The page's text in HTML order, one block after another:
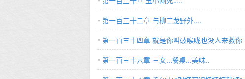
第一百三十二章 与柳二龙野外....
第一百三十四章 就是你叫破喉咙也没人来救你
第一百三十六章 三女...餐桌...美味..